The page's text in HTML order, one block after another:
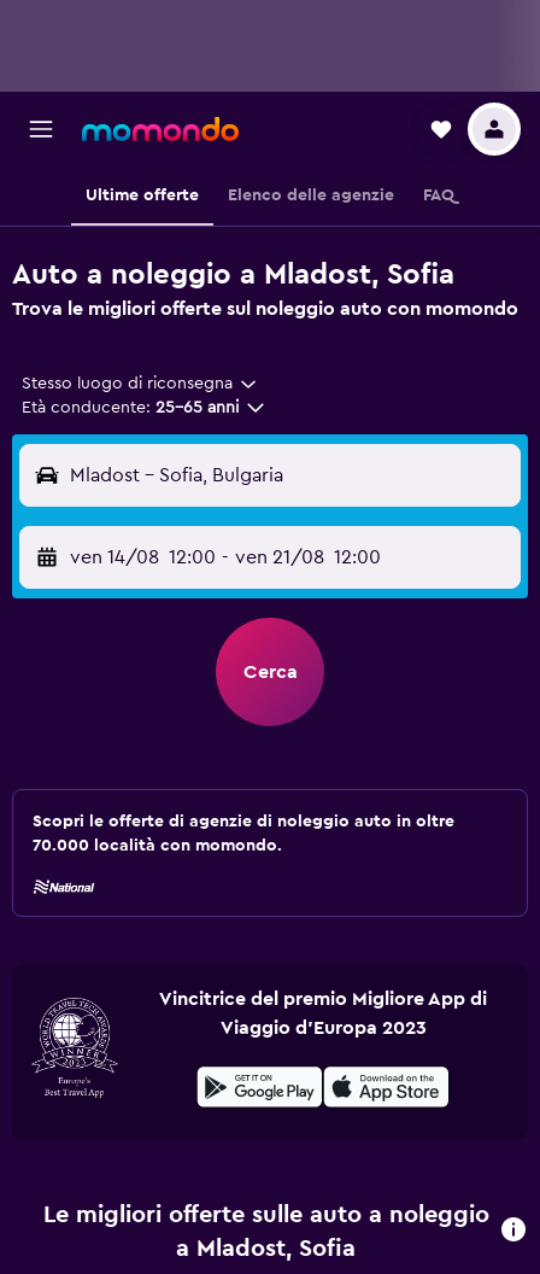
Ultime offerte Elenco delle agenzie FAQ
Auto a noleggio a Mladost, Sofia
Trova le migliori offerte sul noleggio auto con momondo
Stesso luogo di riconsegna
Età conducente: 25-65 anni
Mladost - Sofia, Bulgaria
ven 14/08 12:00 - ven 21/08 12:00
Cerca
Scopri le offerte di agenzie di noleggio auto in oltre
70.000 località con momondo.
Vincitrice del premio Migliore App di
Viaggio d'Europa 2023
Le migliori offerte sulle auto a noleggio
a Mladost, Sofia